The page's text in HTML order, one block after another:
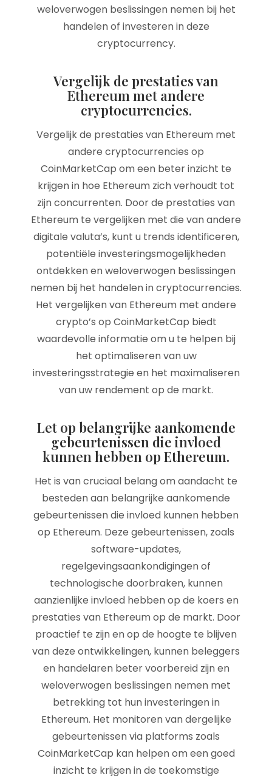
weloverwogen beslissingen nemen bij het
handelen of investeren in deze
cryptocurrency.
Vergelijk de prestaties van
Ethereum met andere
cryptocurrencies.
Vergelijk de prestaties van Ethereum met
andere cryptocurrencies op
CoinMarketCap om een beter inzicht te
krijgen in hoe Ethereum zich verhoudt tot
zijn concurrenten. Door de prestaties van
Ethereum te vergelijken met die van andere
digitale valuta’s, kunt u trends identificeren,
potentiële investeringsmogelijkheden
ontdekken en weloverwogen beslissingen
nemen bij het handelen in cryptocurrencies.
Het vergelijken van Ethereum met andere
crypto’s op CoinMarketCap biedt
waardevolle informatie om u te helpen bij
het optimaliseren van uw
investeringsstrategie en het maximaliseren
van uw rendement op de markt.
Let op belangrijke aankomende
gebeurtenissen die invloed
kunnen hebben op Ethereum.
Het is van cruciaal belang om aandacht te
besteden aan belangrijke aankomende
gebeurtenissen die invloed kunnen hebben
op Ethereum. Deze gebeurtenissen, zoals
software-updates,
regelgevingsaankondigingen of
technologische doorbraken, kunnen
aanzienlijke invloed hebben op de koers en
prestaties van Ethereum op de markt. Door
proactief te zijn en op de hoogte te blijven
van deze ontwikkelingen, kunnen beleggers
en handelaren beter voorbereid zijn en
weloverwogen beslissingen nemen met
betrekking tot hun investeringen in
Ethereum. Het monitoren van dergelijke
gebeurtenissen via platforms zoals
CoinMarketCap kan helpen om een goed
inzicht te krijgen in de toekomstige